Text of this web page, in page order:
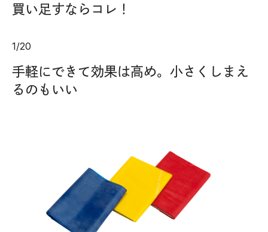
買い足すならコレ！
1/20
手軽にできて効果は高め。小さくしまえ
るのもいい